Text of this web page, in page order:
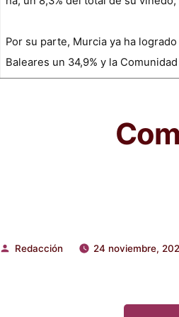
Por su parte, Murcia ya ha
Baleares un 34,9% y la
Publicado
Redacción 24 noviembre,